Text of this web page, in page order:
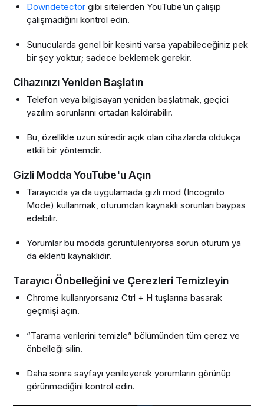
Downdetector gibi sitelerden YouTube’un çalışıp
çalışmadığını kontrol edin.
Sunucularda genel bir kesinti varsa yapabileceğiniz pek
bir şey yoktur; sadece beklemek gerekir.
Cihazınızı Yeniden Başlatın
Telefon veya bilgisayarı yeniden başlatmak, geçici
yazılım sorunlarını ortadan kaldırabilir.
Bu, özellikle uzun süredir açık olan cihazlarda oldukça
etkili bir yöntemdir.
Gizli Modda YouTube'u Açın
Tarayıcıda ya da uygulamada gizli mod (Incognito
Mode) kullanmak, oturumdan kaynaklı sorunları baypas
edebilir.
Yorumlar bu modda görüntüleniyorsa sorun oturum ya
da eklenti kaynaklıdır.
Tarayıcı Önbelleğini ve Çerezleri Temizleyin
Chrome kullanıyorsanız Ctrl + H tuşlarına basarak
geçmişi açın.
“Tarama verilerini temizle” bölümünden tüm çerez ve
önbelleği silin.
Daha sonra sayfayı yenileyerek yorumların görünüp
görünmediğini kontrol edin.